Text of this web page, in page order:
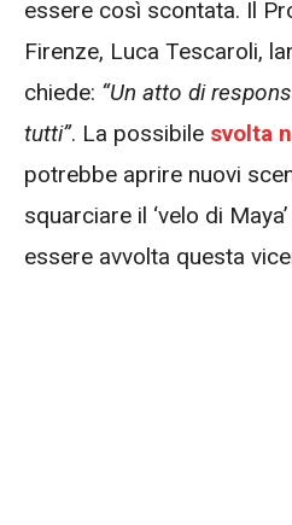
essere così scontata. Il
Firenze, Luca Tescaroli,
chiede: “Un atto di
tutti”. La possibile svolta
potrebbe aprire nuovi
squarciare il ‘velo di
essere avvolta questa